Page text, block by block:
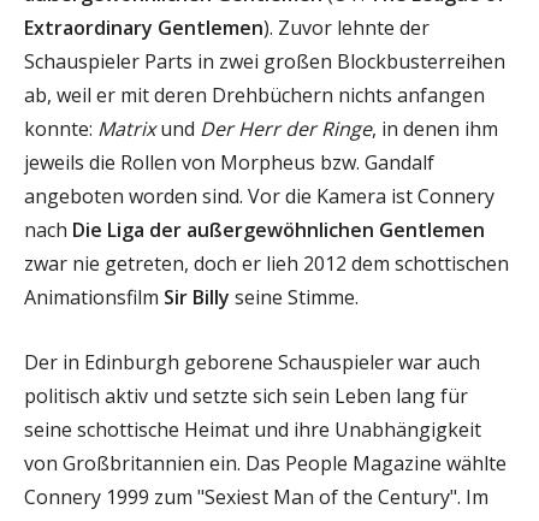
Extraordinary Gentlemen). Zuvor lehnte der
Schauspieler Parts in zwei großen Blockbusterreihen
ab, weil er mit deren Drehbüchern nichts anfangen
konnte: Matrixund Der Herr der Ringe, in denen ihm
jeweils die Rollen von Morpheus bzw. Gandalf
angeboten worden sind. Vor die Kamera ist Connery
nach Die Liga der außergewöhnlichen Gentlemen
zwar nie getreten, doch er lieh 2012 dem schottischen
Animationsfilm Sir Billy seine Stimme.
Der in Edinburgh geborene Schauspieler war auch
politisch aktiv und setzte sich sein Leben lang für
seine schottische Heimat und ihre Unabhängigkeit
von Großbritannien ein. Das People Magazine wählte
Connery 1999 zum "Sexiest Man of the Century". Im